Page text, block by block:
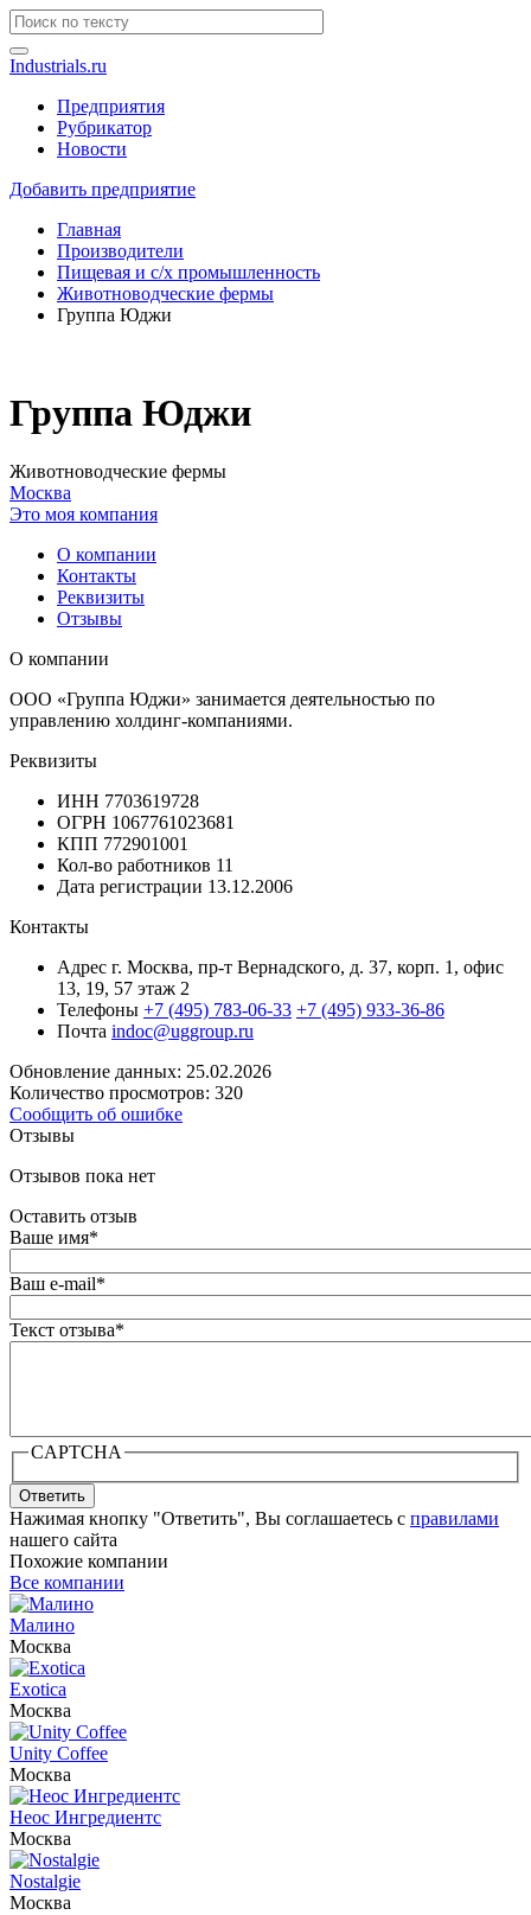
Industrials.ru
Предприятия
Рубрикатор
Новости
Добавить предприятие
Главная
Производители
Пищевая и с/х промышленность
Животноводческие фермы
Группа Юджи
Группа Юджи
Животноводческие фермы
Москва
Это моя компания
О компании
Контакты
Реквизиты
Отзывы
О компании
ООО «Группа Юджи» занимается деятельностью по
управлению холдинг-компаниями.
Реквизиты
ИНН 7703619728
ОГРН 1067761023681
КПП 772901001
Кол-во работников 11
Дата регистрации 13.12.2006
Контакты
Адрес г. Москва, пр-т Вернадского, д. 37, корп. 1, офис
13, 19, 57 этаж 2
Телефоны +7 (495) 783-06-33 +7 (495) 933-36-86
Почта indoc@uggroup.ru
Обновление данных: 25.02.2026
Количество просмотров: 320
Сообщить об ошибке
Отзывы
Отзывов пока нет
Оставить отзыв
Ваше имя*
Ваш e-mail*
Текст отзыва*
CAPTCHA
Ответить
Нажимая кнопку "Ответить", Вы соглашаетесь с правилами
нашего сайта
Похожие компании
Все компании
Малино
Москва
Exotica
Москва
Unity Coffee
Москва
Неос Ингредиентс
Москва
Nоstalgie
Москва